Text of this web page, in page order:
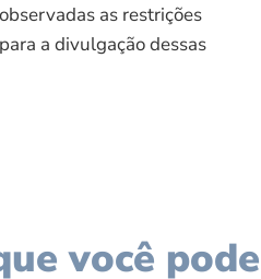
as restrições
a divulgação dessas
você pode